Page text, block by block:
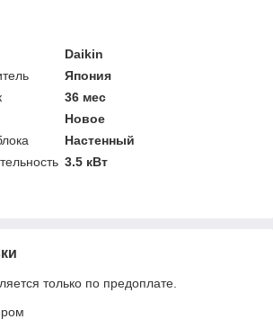
Daikin
Япония
36 мес
Новое
Настенный
3.5 кВт
только по предоплате.